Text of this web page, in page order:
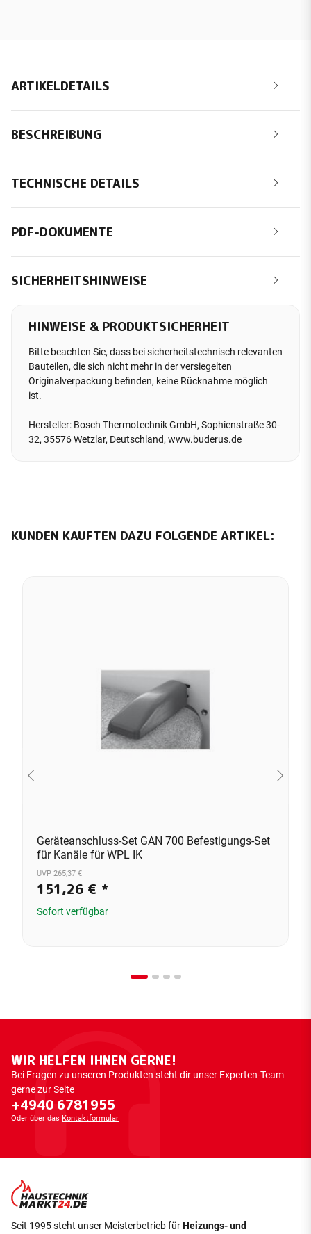
ARTIKELDETAILS
BESCHREIBUNG
TECHNISCHE DETAILS
PDF-DOKUMENTE
SICHERHEITSHINWEISE
HINWEISE & PRODUKTSICHERHEIT
Bitte beachten Sie, dass bei sicherheitstechnisch relevanten
Bauteilen, die sich nicht mehr in der versiegelten
Originalverpackung befinden, keine Rücknahme möglich
ist.
Hersteller: Bosch Thermotechnik GmbH, Sophienstraße 30-
32, 35576 Wetzlar, Deutschland, www.buderus.de
KUNDEN KAUFTEN DAZU FOLGENDE ARTIKEL:
Geräteanschluss-Set GAN 700 Befestigungs-Set
für Kanäle für WPL IK
UVP 265,37 €
151,26 € *
Sofort verfügbar
WIR HELFEN IHNEN GERNE!
Bei Fragen zu unseren Produkten steht dir unser Experten-Team
gerne zur Seite
+4940 6781955
Oder über das Kontaktformular
Seit 1995 steht unser Meisterbetrieb fürHeizungs- und